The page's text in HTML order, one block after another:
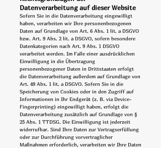
Datenverarbeitung auf dieser Website
Sofern Sie in die Datenverarbeitung eingewilligt
haben, verarbeiten wir Ihre personenbezogenen
Daten auf Grundlage von Art. 6 Abs. 1 lit. a DSGVO
bzw. Art. 9 Abs. 2 lit. a DSGVO, sofern besondere
Datenkategorien nach Art. 9 Abs. 1 DSGVO
verarbeitet werden. Im Falle einer ausdrücklichen
Einwilligung in die Übertragung
personenbezogener Daten in Drittstaaten erfolgt
die Datenverarbeitung außerdem auf Grundlage von
Art. 49 Abs. 1 lit. a DSGVO. Sofern Sie in die
Speicherung von Cookies oder in den Zugriff auf
Informationen in Ihr Endgerät (z. B. via Device-
Fingerprinting) eingewilligt haben, erfolgt die
Datenverarbeitung zusätzlich auf Grundlage von §
25 Abs. 1 TTDSG. Die Einwilligung ist jederzeit
widerrufbar. Sind Ihre Daten zur Vertragserfüllung
oder zur Durchführung vorvertraglicher
Maßnahmen erforderlich, verarbeiten wir Ihre Daten